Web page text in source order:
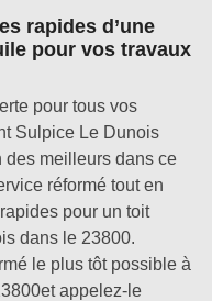
rapides d’une
pour vos travaux
pour tous vos
Sulpice Le Dunois
des meilleurs dans ce
réformé tout en
pour un toit
dans le 23800.
le plus tôt possible à
appelez-le